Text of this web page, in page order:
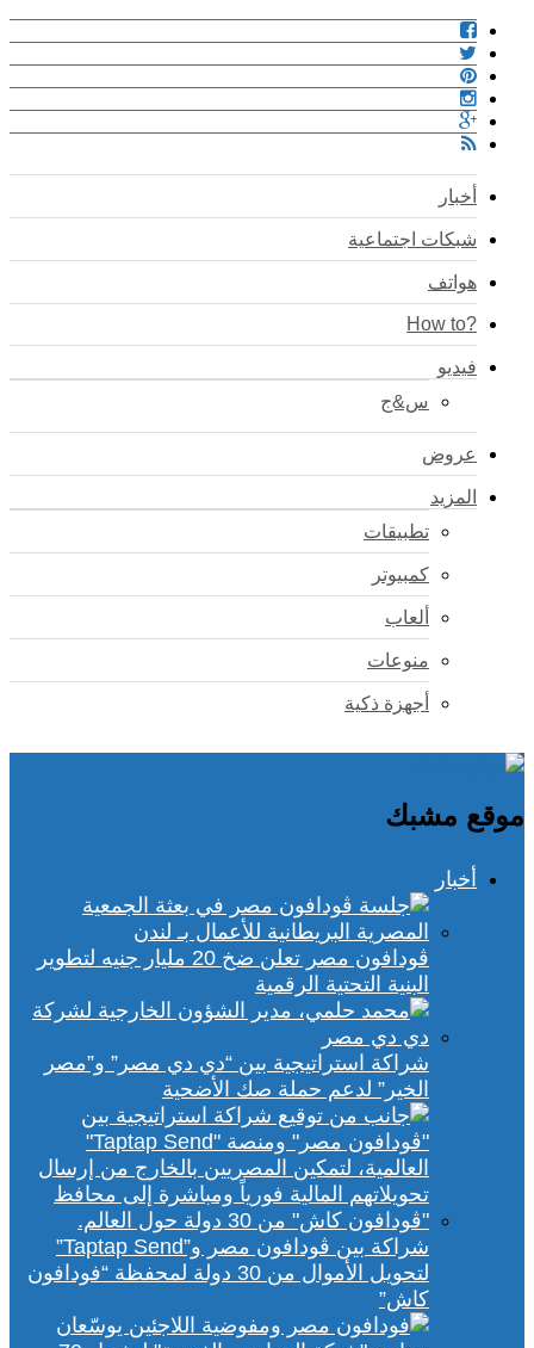
أخبار
شبكات اجتماعية
هواتف
?How to
فيديو
س&ج
عروض
المزيد
تطبيقات
كمبيوتر
ألعاب
منوعات
أجهزة ذكية
موقع مشبك
أخبار
ڤودافون مصر تعلن ضخ 20 مليار جنيه لتطوير
البنية التحتية الرقمية
شراكة استراتيجية بين “دي دي مصر” و”مصر
الخير” لدعم حملة صك الأضحية
شراكة بين ڤودافون مصر و”Taptap Send”
لتحويل الأموال من 30 دولة لمحفظة “فودافون
كاش”